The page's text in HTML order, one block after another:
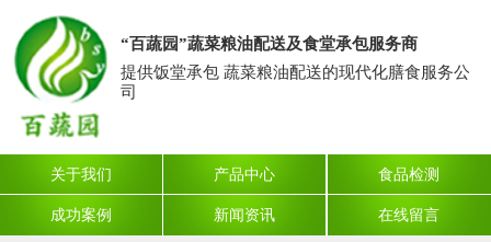
“百蔬园”蔬菜粮油配送及食堂承包服务商
提供饭堂承包 蔬菜粮油配送的现代化膳食服务公
司
关于我们 产品中心 食品检测
成功案例 新闻资讯 在线留言